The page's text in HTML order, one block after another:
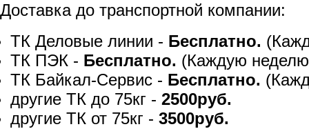
Доставка до транспортной компании:
ТК Деловые линии - Бесплатно.
ТК ПЭК - Бесплатно. (Каждую
ТК Байкал-Сервис - Бесплатно.
другие ТК до 75кг - 2500руб.
другие ТК от 75кг - 3500руб.